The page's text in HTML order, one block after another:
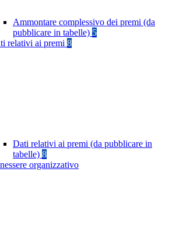
Ammontare complessivo dei premi (da
pubblicare in tabelle) 5
relativi ai premi 8
Dati relativi ai premi (da pubblicare in
tabelle) 8
organizzativo